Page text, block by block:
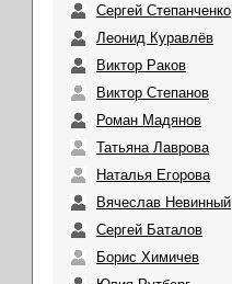
Сергей Степанченко
Леонид Куравлёв
Виктор Раков
Виктор Степанов
Роман Мадянов
Татьяна Лаврова
Наталья Егорова
Вячеслав Невинный
Сергей Баталов
Борис Химичев